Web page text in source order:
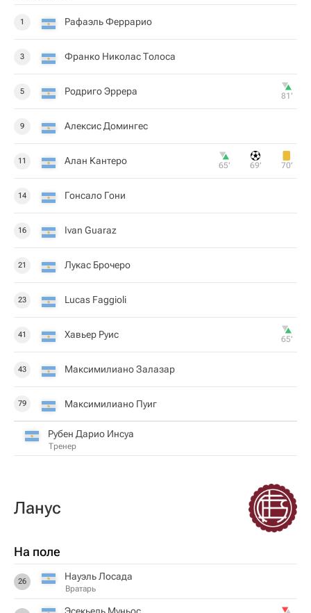
1 Рафаэль Феррарио
3 Франко Николас Толоса
5 Родриго Эррера 81‎’‎
9 Алексис Домингес
11 Алан Кантеро 65‎’‎ 69‎’‎ 70‎’‎
14 Гонсало Гони
16 Ivan Guaraz
21 Лукас Брочеро
23 Lucas Faggioli
41 Хавьер Руис 65‎’‎
43 Максимилиано Залазар
79 Максимилиано Пуиг
Рубен Дарио Инсуа
Тренер
Ланус
На поле
26 Науэль Лосада
Вратарь